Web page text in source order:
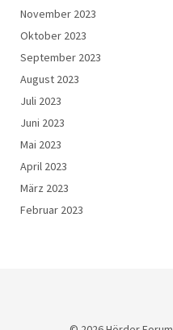
November 2023
Oktober 2023
September 2023
August 2023
Juli 2023
Juni 2023
Mai 2023
April 2023
März 2023
Februar 2023